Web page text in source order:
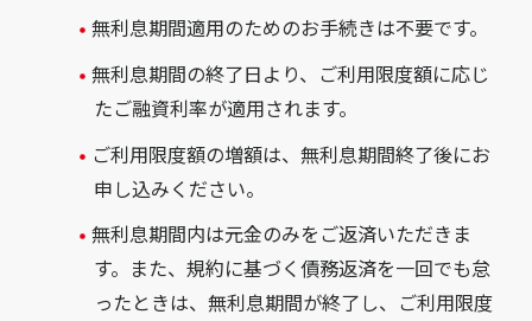
無利息期間適用のためのお手続きは不要です。
無利息期間の終了日より、ご利用限度額に応じ
たご融資利率が適用されます。
ご利用限度額の増額は、無利息期間終了後にお
申し込みください。
無利息期間内は元金のみをご返済いただきま
す。また、規約に基づく債務返済を一回でも怠
ったときは、無利息期間が終了し、ご利用限度